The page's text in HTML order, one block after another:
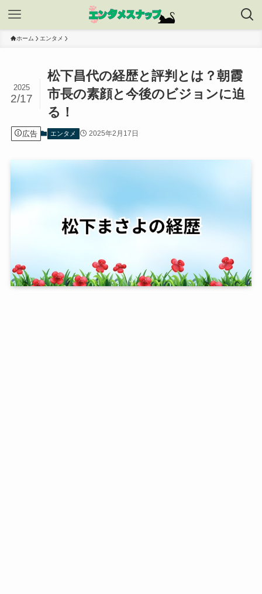
ホーム エンタメ
松下昌代の経歴と評判とは？朝霞
市長の素顔と今後のビジョンに迫
る！
2025
2/17
広告 エンタメ 2025年2月17日